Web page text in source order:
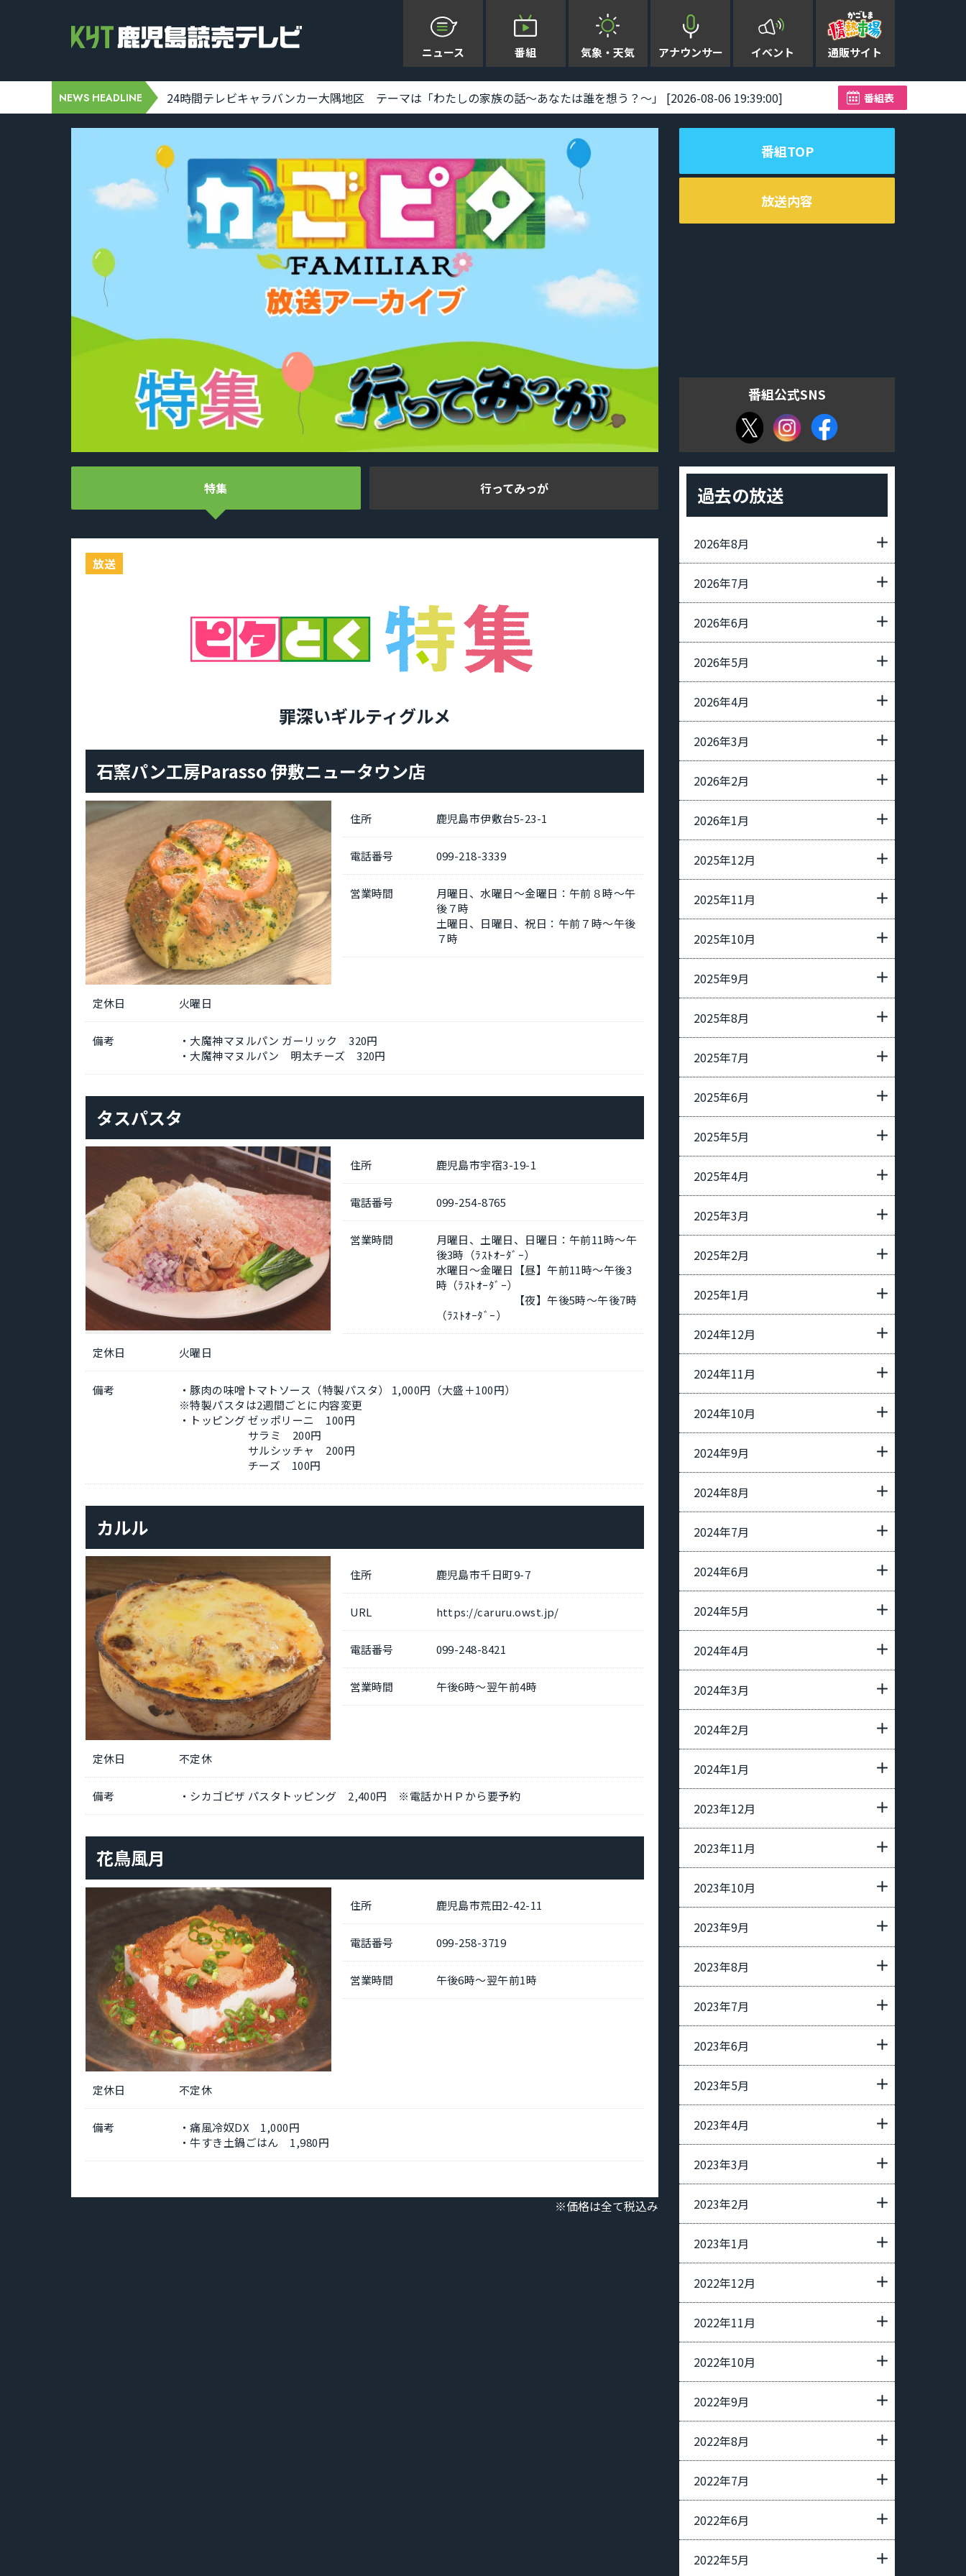
ニュース 番組 気象・天気 アナウンサー イベント 通販サイト
NEWS HEADLINE 24時間テレビキャラバンカー大隅地区 テーマは「わたしの家族の話～あなたは誰を想う？～」 [2026-08-06 19:39:00] 店長も、客も、みん
番組表
番組TOP
放送内容
番組公式SNS
特集
放送
罪深いギルティグルメ
石窯パン工房Parasso 伊敷ニュータウン店
住所 鹿児島市伊敷台5-23-1
電話番号 099-218-3339
営業時間
月曜日、水曜日～金曜日：午前８時～午
後７時
土曜日、日曜日、祝日：午前７時～午後
７時
定休日 火曜日
備考
・大魔神マヌルパン ガーリック 320円
・大魔神マヌルパン 明太チーズ 320円
タスパスタ
住所 鹿児島市宇宿3-19-1
電話番号 099-254-8765
営業時間
月曜日、土曜日、日曜日：午前11時～午
後3時（ﾗｽﾄｵｰﾀﾞｰ）
水曜日～金曜日【昼】午前11時～午後3
時（ﾗｽﾄｵｰﾀﾞｰ）
【夜】午後5時～午後7時
（ﾗｽﾄｵｰﾀﾞｰ）
定休日 火曜日
備考
・豚肉の味噌トマトソース（特製パスタ） 1,000円（大盛＋100円）
※特製パスタは2週間ごとに内容変更
・トッピング ゼッポリーニ 100円
サラミ 200円
サルシッチャ 200円
チーズ 100円
カルル
住所 鹿児島市千日町9-7
URL https://caruru.owst.jp/
電話番号 099-248-8421
営業時間 午後6時～翌午前4時
定休日 不定休
備考 ・シカゴピザ パスタトッピング 2,400円 ※電話かＨＰから要予約
花鳥風月
住所 鹿児島市荒田2-42-11
電話番号 099-258-3719
営業時間 午後6時～翌午前1時
定休日 不定休
備考
・痛風冷奴DX 1,000円
・牛すき土鍋ごはん 1,980円
※価格は全て税込み
行ってみっが 過去の放送
2026年8月
2026年7月
2026年6月
2026年5月
2026年4月
2026年3月
2026年2月
2026年1月
2025年12月
2025年11月
2025年10月
2025年9月
2025年8月
2025年7月
2025年6月
2025年5月
2025年4月
2025年3月
2025年2月
2025年1月
2024年12月
2024年11月
2024年10月
2024年9月
2024年8月
2024年7月
2024年6月
2024年5月
2024年4月
2024年3月
2024年2月
2024年1月
2023年12月
2023年11月
2023年10月
2023年9月
2023年8月
2023年7月
2023年6月
2023年5月
2023年4月
2023年3月
2023年2月
2023年1月
2022年12月
2022年11月
2022年10月
2022年9月
2022年8月
2022年7月
2022年6月
2022年5月